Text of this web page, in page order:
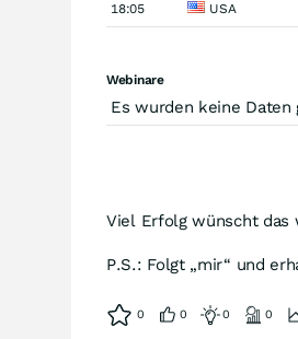
18:05 USA
Webinare
Es wurden keine Daten
Viel Erfolg wünscht das
P.S.: Folgt „mir“ und
0 0 0 0